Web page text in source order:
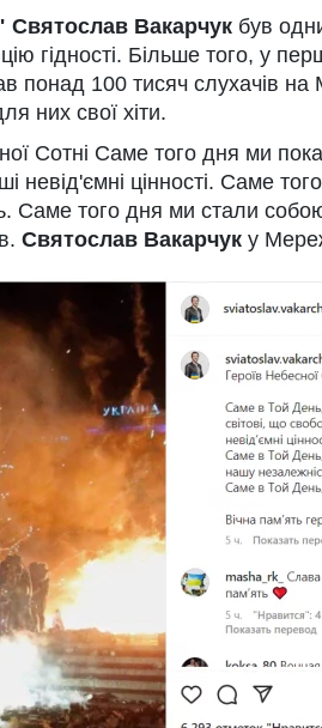
Святослав Вакарчук був
гідності. Більше того, у
понад 100 тисяч слухачів на
них свої хіти.
Сотні Саме того дня ми
невід'ємні цінності. Саме
Саме того дня ми стали
Святослав Вакарчук у